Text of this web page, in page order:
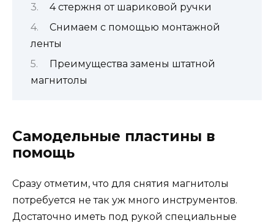
4 стержня от шариковой ручки
Снимаем с помощью монтажной
ленты
Преимущества замены штатной
магнитолы
Самодельные пластины в
помощь
Сразу отметим, что для снятия магнитолы
потребуется не так уж много инструментов.
Достаточно иметь под рукой специальные